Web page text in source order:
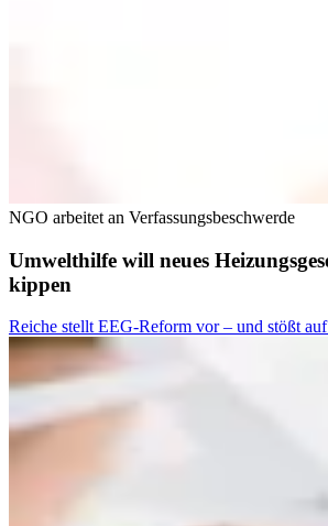
NGO arbeitet an Verfassungsbeschwerde
Umwelthilfe will neues
kippen
Reiche stellt EEG-Reform vor – und stößt